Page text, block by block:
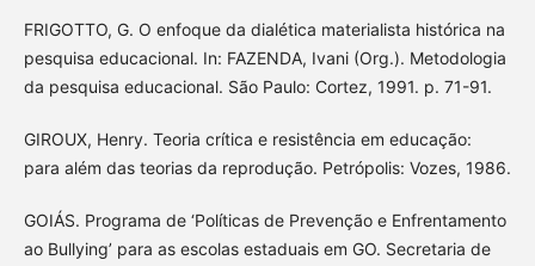
FRIGOTTO, G. O enfoque da dialética materialista histórica na
pesquisa educacional. In: FAZENDA, Ivani (Org.). Metodologia
da pesquisa educacional. São Paulo: Cortez, 1991. p. 71-91.
GIROUX, Henry. Teoria crítica e resistência em educação:
para além das teorias da reprodução. Petrópolis: Vozes, 1986.
GOIÁS. Programa de ‘Políticas de Prevenção e Enfrentamento
ao Bullying’ para as escolas estaduais em GO. Secretaria de